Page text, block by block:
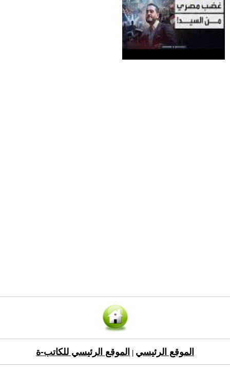
الموقع الرئيسي الموقع الرئيسي للكاتب-ة